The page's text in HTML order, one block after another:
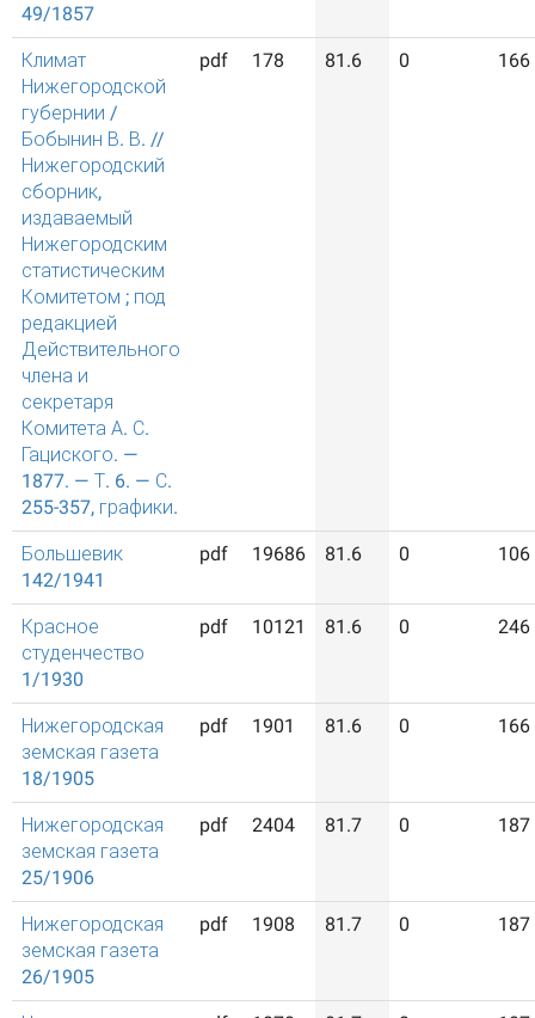
49/1857
Климат
Нижегородской
губернии /
Бобынин В. В. //
Нижегородский
сборник,
издаваемый
Нижегородским
статистическим
Комитетом ; под
редакцией
Действительного
члена и
секретаря
Комитета А. С.
Гациского. —
1877. — Т. 6. — С.
255-357, графики.
pdf 178 81.6 0 166
Большевик
142/1941
pdf 19686 81.6 0 106
Красное
студенчество
1/1930
pdf 10121 81.6 0 246
Нижегородская
земская газета
18/1905
pdf 1901 81.6 0 166
Нижегородская
земская газета
25/1906
pdf 2404 81.7 0 187
Нижегородская
земская газета
26/1905
pdf 1908 81.7 0 187